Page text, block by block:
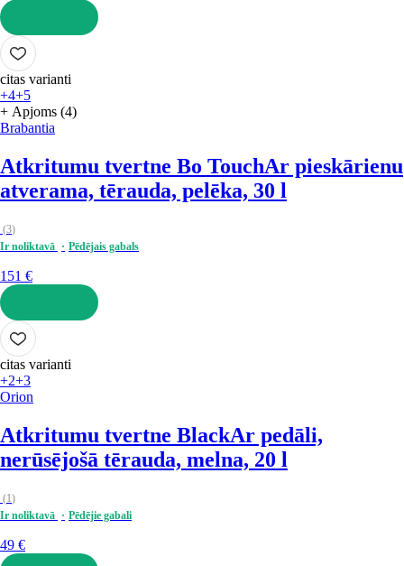
LIKT GROZĀ
citas varianti
+4+5
+ Apjoms (4)
Brabantia
Atkritumu tvertne Bo TouchAr pieskārienu
atverama, tērauda, pelēka, 30 l
(3)
Ir noliktavā
Pēdējais gabals
151 €
LIKT GROZĀ
citas varianti
+2+3
Orion
Atkritumu tvertne BlackAr pedāli,
nerūsējošā tērauda, melna, 20 l
(1)
Ir noliktavā
Pēdējie gabali
49 €